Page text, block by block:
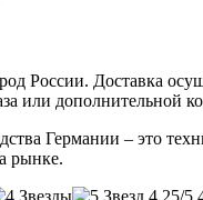
России. Доставка
или дополнительной
Германии – это
рынке.